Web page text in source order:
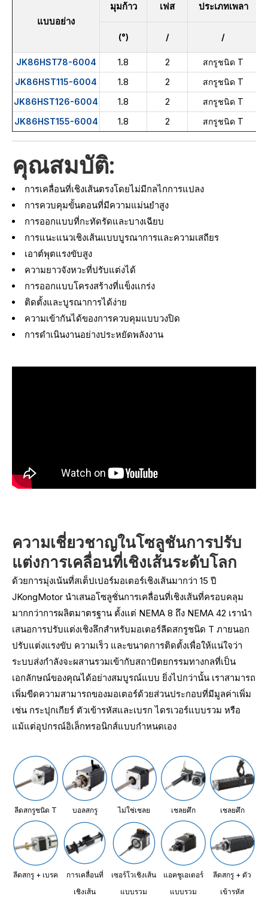
แบบอย่าง
มุมก้าว เฟส ประเภทเพลา
(°) / /
JK86HST78-6004 1.8 2
สกรูชนิด T
JK86HST115-6004
1.8 2
สกรูชนิด T
JK86HST126-6004
1.8 2
สกรูชนิด T
JK86HST155-6004
1.8 2 สกรูชนิด T
คุณสมบัติ:
การเคลื่อนที่เชิงเส้นตรงโดยไม่มีกลไกการแปลง
การควบคุมขั้นตอนที่มีความแม่นยำสูง
การออกแบบที่กะทัดรัดและบางเฉียบ
การแนะแนวเชิงเส้นแบบบูรณาการและความเสถียร
เอาต์พุตแรงขับสูง
ความยาวจังหวะที่ปรับแต่งได้
การออกแบบโครงสร้างที่แข็งแกร่ง
ติดตั้งและบูรณาการได้ง่าย
ความเข้ากันได้ของการควบคุมแบบวงปิด
การดำเนินงานอย่างประหยัดพลังงาน
ความเชี่ยวชาญในโซลูชันการปรับ
แต่งการเคลื่อนที่เชิงเส้นระดับโลก
ด้วยการมุ่งเน้นที่สเต็ปเปอร์มอเตอร์เชิงเส้นมากว่า 15 ปี
JKongMotor นำเสนอโซลูชั่นการเคลื่อนที่เชิงเส้นที่ครอบคลุม
มากกว่าการผลิตมาตรฐาน ตั้งแต่ NEMA 8 ถึง NEMA 42 เรานำ
เสนอการปรับแต่งเชิงลึกสำหรับมอเตอร์ลีดสกรูชนิด T ภายนอก
ปรับแต่งแรงขับ ความเร็ว และขนาดการติดตั้งเพื่อให้แน่ใจว่า
ระบบส่งกำลังจะผสานรวมเข้ากับสถาปัตยกรรมทางกลที่เป็น
เอกลักษณ์ของคุณได้อย่างสมบูรณ์แบบ ยิ่งไปกว่านั้น เราสามารถ
เพิ่มขีดความสามารถของมอเตอร์ด้วยส่วนประกอบที่มีมูลค่าเพิ่ม
เช่น กระปุกเกียร์ ตัวเข้ารหัสและเบรก ไดรเวอร์แบบรวม หรือ
แม้แต่อุปกรณ์อิเล็กทรอนิกส์แบบกำหนดเอง
ลีดสกรูชนิด T บอลสกรู ไม่ใช่เชลย เชลยศึก เชลยศึก
ลีดสกรู + เบรค
การเคลื่อนที่
เชิงเส้น
เซอร์โวเชิงเส้น
แบบรวม
แอคชูเอเตอร์
แบบรวม
ลีดสกรู + ตัว
เข้ารหัส